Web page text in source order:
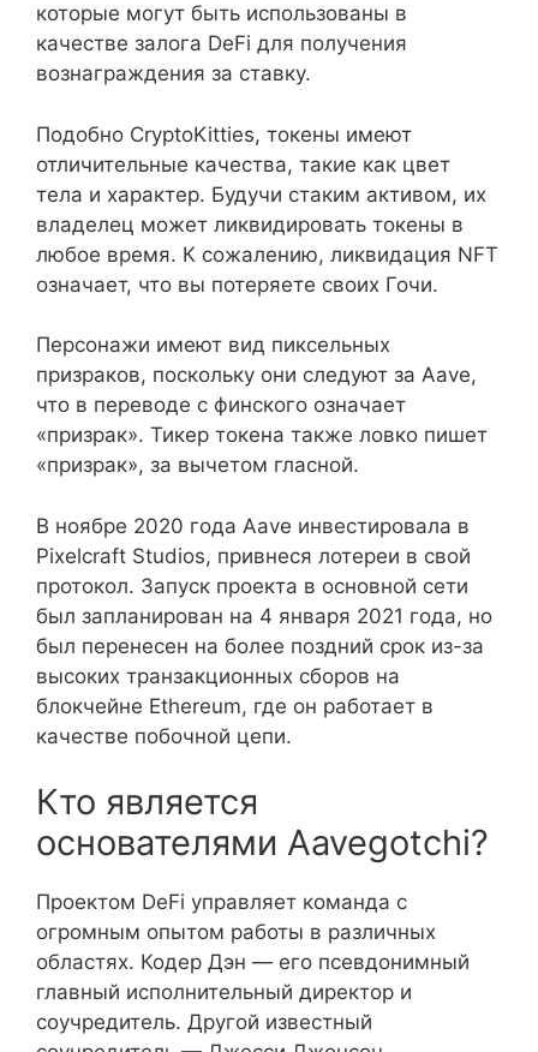
которые могут быть использованы в
качестве залога DeFi для получения
вознаграждения за ставку.
Подобно CryptoKitties, токены имеют
отличительные качества, такие как цвет
тела и характер. Будучи стаким активом, их
владелец может ликвидировать токены в
любое время. К сожалению, ликвидация NFT
означает, что вы потеряете своих Гочи.
Персонажи имеют вид пиксельных
призраков, поскольку они следуют за Aave,
что в переводе с финского означает
«призрак». Тикер токена также ловко пишет
«призрак», за вычетом гласной.
В ноябре 2020 года Aave инвестировала в
Pixelcraft Studios, привнеся лотереи в свой
протокол. Запуск проекта в основной сети
был запланирован на 4 января 2021 года, но
был перенесен на более поздний срок из-за
высоких транзакционных сборов на
блокчейне Ethereum, где он работает в
качестве побочной цепи.
Кто является
основателями Aavegotchi?
Проектом DeFi управляет команда с
огромным опытом работы в различных
областях. Кодер Дэн — его псевдонимный
главный исполнительный директор и
соучредитель. Другой известный